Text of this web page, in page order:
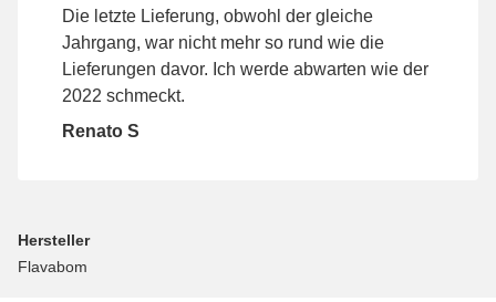
Die letzte Lieferung, obwohl der gleiche
Jahrgang, war nicht mehr so rund wie die
Lieferungen davor. Ich werde abwarten wie der
2022 schmeckt.
Renato S
Hersteller
Flavabom